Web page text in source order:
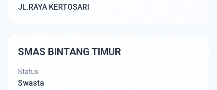
JL.RAYA KERTOSARI
SMAS BINTANG TIMUR
Status
Swasta